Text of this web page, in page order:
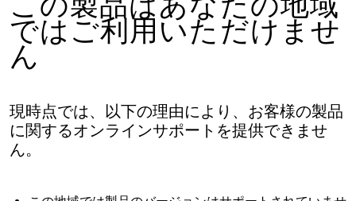
ではご利用いただけませ
ん
現時点では、以下の理由により、お客様の製品
に関するオンラインサポートを提供できませ
ん。